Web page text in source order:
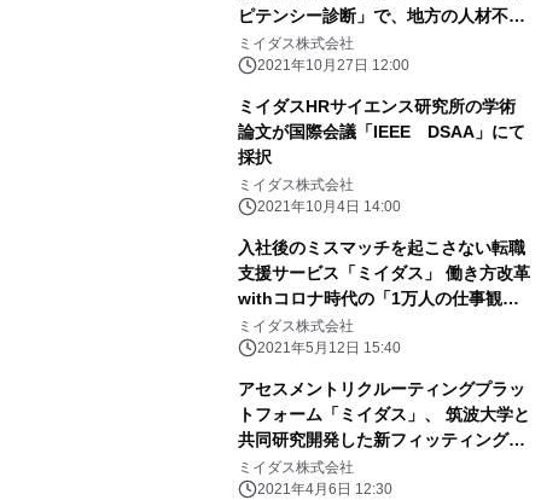
ピテンシー診断」で、地方の人材不足
や定着課題に貢献
ミイダス株式会社
2021年10月27日 12:00
ミイダスHRサイエンス研究所の学術
論文が国際会議「IEEE DSAA」にて
採択
ミイダス株式会社
2021年10月4日 14:00
入社後のミスマッチを起こさない転職
支援サービス「ミイダス」 働き方改革
withコロナ時代の「1万人の仕事観調
査2021」を実施
ミイダス株式会社
2021年5月12日 15:40
アセスメントリクルーティングプラッ
トフォーム「ミイダス」、 筑波大学と
共同研究開発した新フィッティング評
価指標「共感スキル」を 「コンピテン
シー診断」機能に実装、法人への提供
ミイダス株式会社
2021年4月6日 12:30